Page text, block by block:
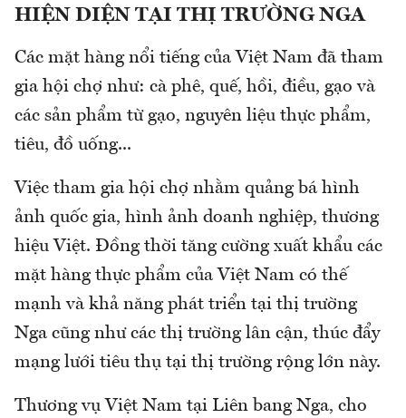
HIỆN DIỆN TẠI THỊ TRƯỜNG NGA
Các mặt hàng nổi tiếng của Việt Nam đã tham
gia hội chợ như: cà phê, quế, hồi, điều, gạo và
các sản phẩm từ gạo, nguyên liệu thực phẩm,
tiêu, đồ uống...
Việc tham gia hội chợ nhằm quảng bá hình
ảnh quốc gia, hình ảnh doanh nghiệp, thương
hiệu Việt. Đồng thời tăng cường xuất khẩu các
mặt hàng thực phẩm của Việt Nam có thế
mạnh và khả năng phát triển tại thị trường
Nga cũng như các thị trường lân cận, thúc đẩy
mạng lưới tiêu thụ tại thị trường rộng lớn này.
Thương vụ Việt Nam tại Liên bang Nga, cho